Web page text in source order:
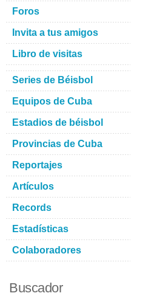
Foros
Invita a tus amigos
Libro de visitas
Series de Béisbol
Equipos de Cuba
Estadios de béisbol
Provincias de Cuba
Reportajes
Artículos
Records
Estadísticas
Colaboradores
Buscador